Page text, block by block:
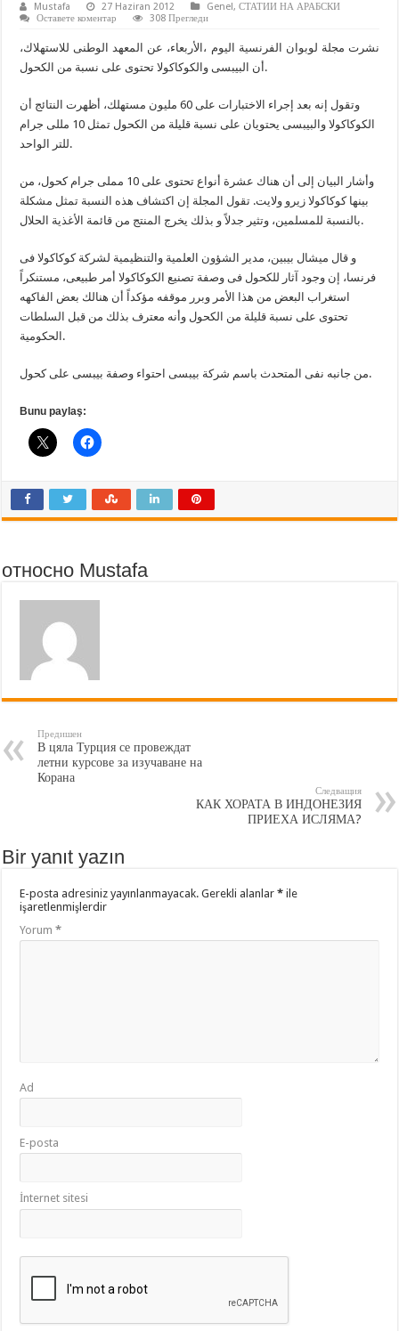
Mustafa 27 Haziran 2012 Genel,СТАТИИ НА АРАБСКИ
Оставете коментар
308 Прегледи
نشرت مجلة لوبوان الفرنسية اليوم ،الأربعاء، عن المعهد الوطنى للاستهلاك،
أن البيبسى والكوكاكولا تحتوى على نسبة من الكحول .
وتقول إنه بعد إجراء الاختبارات على 60 مليون مستهلك، أظهرت النتائج أن
الكوكاكولا والبيبسى يحتويان على نسبة قليلة من الكحول تمثل 10 مللى جرام
للتر الواحد.
وأشار البيان إلى أن هناك عشرة أنواع تحتوى على 10 مملى جرام كحول، من
بينها كوكاكولا زيرو ولايت. تقول المجلة إن اكتشاف هذه النسبة تمثل مشكلة
بالنسبة للمسلمين، وتثير جدلاً و بذلك يخرج المنتج من قائمة الأغذية الحلال.
و قال ميشال بيبين، مدير الشؤون العلمية والتنظيمية لشركة كوكاكولا فى
فرنسا، إن وجود آثار للكحول فى وصفة تصنيع الكوكاكولا أمر طبيعى، مستنكراً
استغراب البعض من هذا الأمر وبرر موقفه مؤكداً أن هنالك بعض الفاكهه
تحتوى على نسبة قليلة من الكحول وأنه معترف بذلك من قبل السلطات
الحكومية.
من جانبه نفى المتحدث باسم شركة بيبسى احتواء وصفة بيبسى على كحول.
Bunu paylaş:
относно Mustafa
Предишен
В цяла Турция се провеждат
летни курсове за изучаване на
Корана
Следващия
КАК ХОРАТА В ИНДОНЕЗИЯ
ПРИЕХА ИСЛЯМА?
Bir yanıt yazın
E-posta adresiniz yayınlanmayacak. Gerekli alanlar* ile
işaretlenmişlerdir
Yorum*
Ad
E-posta
İnternet sitesi